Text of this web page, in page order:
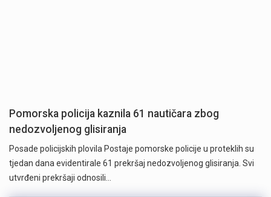
Pomorska policija kaznila 61 nautičara zbog
nedozvoljenog glisiranja
Posade policijskih plovila Postaje pomorske policije u proteklih su
tjedan dana evidentirale 61 prekršaj nedozvoljenog glisiranja. Svi
utvrđeni prekršaji odnosili…